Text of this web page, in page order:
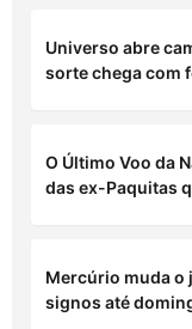
Universo abre
sorte chega com
O Último Voo da
das ex-Paquitas
Mercúrio muda o
signos até